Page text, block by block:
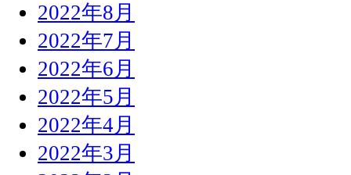
2022年8月
2022年7月
2022年6月
2022年5月
2022年4月
2022年3月